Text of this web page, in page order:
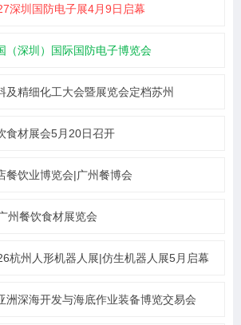
深圳国防电子展4月9日启幕
（深圳）国际国防电子博览会
及精细化工大会暨展览会定档苏州
食材展会5月20日召开
餐饮业博览会|广州餐博会
州餐饮食材展览会
杭州人形机器人展|仿生机器人展5月启幕
洲深海开发与海底作业装备博览交易会